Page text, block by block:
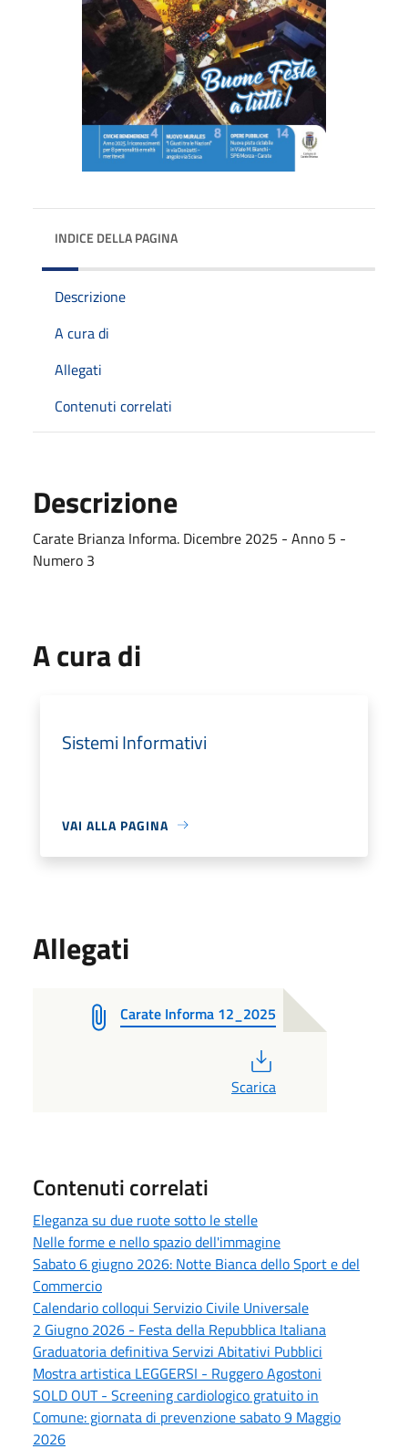
INDICE DELLA PAGINA
Descrizione
A cura di
Allegati
Contenuti correlati
Descrizione
Carate Brianza Informa. Dicembre 2025 - Anno 5 -
Numero 3
A cura di
Sistemi Informativi
VAI ALLA PAGINA
Allegati
Carate Informa 12_2025
Scarica
Contenuti correlati
Eleganza su due ruote sotto le stelle
Nelle forme e nello spazio dell'immagine
Sabato 6 giugno 2026: Notte Bianca dello Sport e del
Commercio
Calendario colloqui Servizio Civile Universale
2 Giugno 2026 - Festa della Repubblica Italiana
Graduatoria definitiva Servizi Abitativi Pubblici
Mostra artistica LEGGERSI - Ruggero Agostoni
SOLD OUT - Screening cardiologico gratuito in
Comune: giornata di prevenzione sabato 9 Maggio
2026